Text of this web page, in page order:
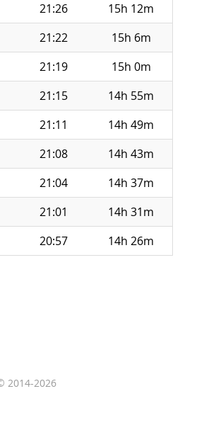
21:26
15h 12m
21:22
15h 6m
21:19
15h 0m
21:15
14h 55m
21:11
14h 49m
21:08
14h 43m
21:04
14h 37m
21:01
14h 31m
20:57 14h 26m
2014-2026